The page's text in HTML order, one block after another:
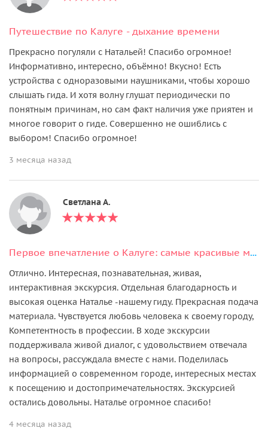
Путешествие по Калуге - дыхание времени
Прекрасно погуляли с Натальей! Спасибо огромное!
Информативно, интересно, объёмно! Вкусно! Есть
устройства с одноразовыми наушниками, чтобы хорошо
слышать гида. И хотя волну глушат периодически по
понятным причинам, но сам факт наличия уже приятен и
многое говорит о гиде. Совершенно не ошиблись с
выбором! Спасибо огромное!
3 месяца назад
Светлана А.
Первое впечатление о Калуге: самые красивые места города
Отлично. Интересная, познавательная, живая,
интерактивная экскурсия. Отдельная благодарность и
высокая оценка Наталье -нашему гиду. Прекрасная подача
материала. Чувствуется любовь человека к своему городу,
Компетентность в профессии. В ходе экскурсии
поддерживала живой диалог, с удовольствием отвечала
на вопросы, рассуждала вместе с нами. Поделилась
информацией о современном городе, интересных местах
к посещению и достопримечательностях. Экскурсией
остались довольны. Наталье огромное спасибо!
4 месяца назад